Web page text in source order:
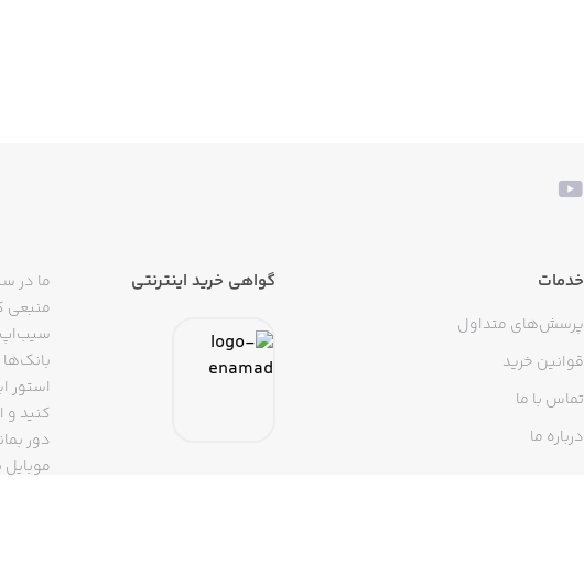
خدمات
پرسش‌های متداول
قوانین خرید
تماس با ما
درباره ما
گواهی خرید اینترنتی
ما در
منبعی
سیب‌اپ
استور
دور
موبایل